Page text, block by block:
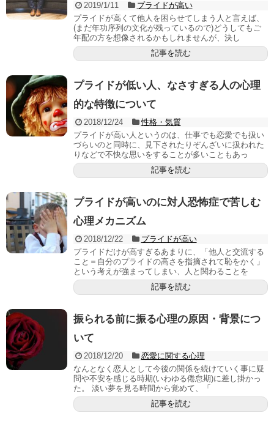
2019/1/11
プライドが高い
プライドが高くて他人を困らせてしまう人と言えば、
(まだ年功序列の文化が残っているので)どうしてもご
年配の方を想像されるかもしれませんが、決し
記事を読む
プライドが低い人、なさすぎる人の心理
的な特徴について
2018/12/24
性格・気質
プライドが高い人というのは、仕事でも恋愛でも扱い
づらいのと同時に、見下されたりぞんざいに扱われた
りなどで不快な思いをすることが多いこともあっ
記事を読む
プライドが高いのに対人恐怖症で苦しむ
心理メカニズム
2018/12/22
プライドが高い
プライドだけが高すぎるあまりに、「他人と交流する
こと＝自分のプライドの高さを指摘されて恥をかく」
という考えが強まってしまい、人と関わることを
記事を読む
振られる前に振る心理の原因・背景につ
いて
2018/12/20
恋愛に関する心理
なんとなく恋人として今後の関係を続けていく事に疑
問や不安を感じる時期(いわゆる倦怠期)に差し掛かっ
た。 淡い夢を見る時間から覚めて、「
記事を読む